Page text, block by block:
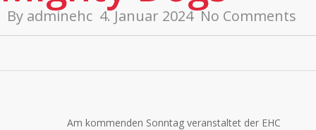
By adminehc 4. Januar 2024 No Comments
Am kommenden Sonntag veranstaltet der EHC